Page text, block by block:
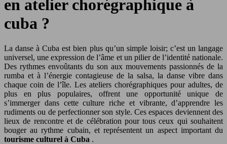
en atelier chorégraphique à
cuba ?
La danse à Cuba est bien plus qu’un simple loisir; c’est un langage
universel, une expression de l’âme et un pilier de l’identité nationale.
Des rythmes envoûtants du son aux mouvements passionnés de la
rumba et à l’énergie contagieuse de la salsa, la danse vibre dans
chaque coin de l’île. Les ateliers chorégraphiques pour adultes, de
plus en plus populaires, offrent une opportunité unique de
s’immerger dans cette culture riche et vibrante, d’apprendre les
rudiments ou de perfectionner son style. Ces espaces deviennent des
lieux de rencontre et de célébration pour tous ceux qui souhaitent
bouger au rythme cubain, et représentent un aspect important du
tourisme culturel à Cuba .